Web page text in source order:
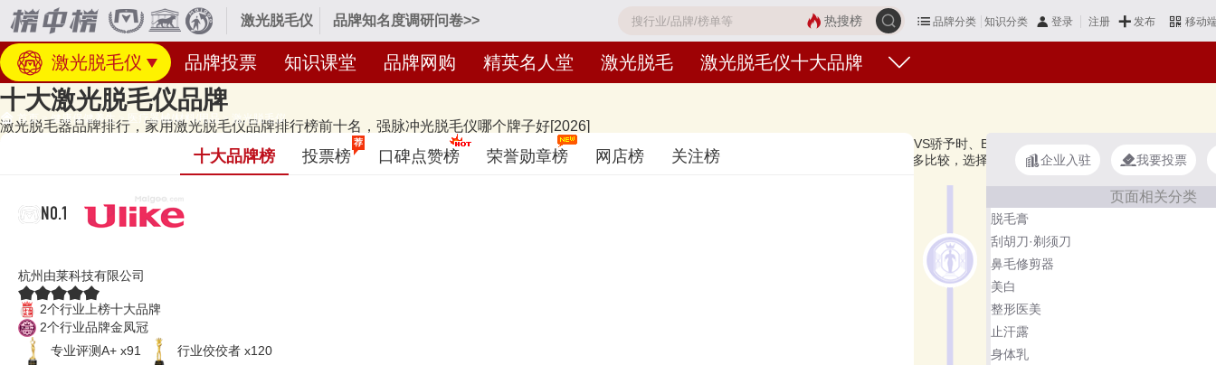
激光脱毛仪 品牌知名度调研问卷>> 品牌分类 知识分类 登录 注册 发布 移动
热搜榜
激光脱毛仪 品牌投票 知识课堂 品牌网购 精英名人堂 激光脱毛 激光脱毛仪十大品牌
十大激光脱毛仪品牌
激光脱毛器品牌排行，家用激光脱毛仪品牌排行榜前十名，强脉冲光脱毛仪哪个牌子好[2026]
发布啦！居前十的有：Ulike、Beautigo、极萌Jmoon、SMOOTHSKIN慕金、PHILIPS飞利浦、YA-MAN雅萌、JOVS骄予时、BRAUN博朗、觅光AMIRO、小猫安妮
光脱毛仪十大品牌榜单和著名激光脱毛仪品牌名单的是口碑好或知名度高、有实力的品牌，排名不分先后，仅供借鉴参考，想知道什么牌子的激光脱毛仪好？您可以多比较，选择自己满意的！激光脱毛仪品牌主要属于
榜单更新时间：2026年07月22日（每月更新）
首页 > 健康保健养生 > 医疗器械/材料/用品 > 激光脱毛仪
十大品牌榜 投票榜
荐
口碑点赞榜 荣誉勋章榜 网店榜 关注榜
NO.1
杭州由莱科技有限公司
2个行业上榜十大品牌
2个行业品牌金凤冠
专业评测A+ x91
行业佼佼者 x120
企业入驻 我要投票
页面相关分类
脱毛膏
刮胡刀·剃须刀
鼻毛修剪器
美白
整形医美
止汗露
身体乳